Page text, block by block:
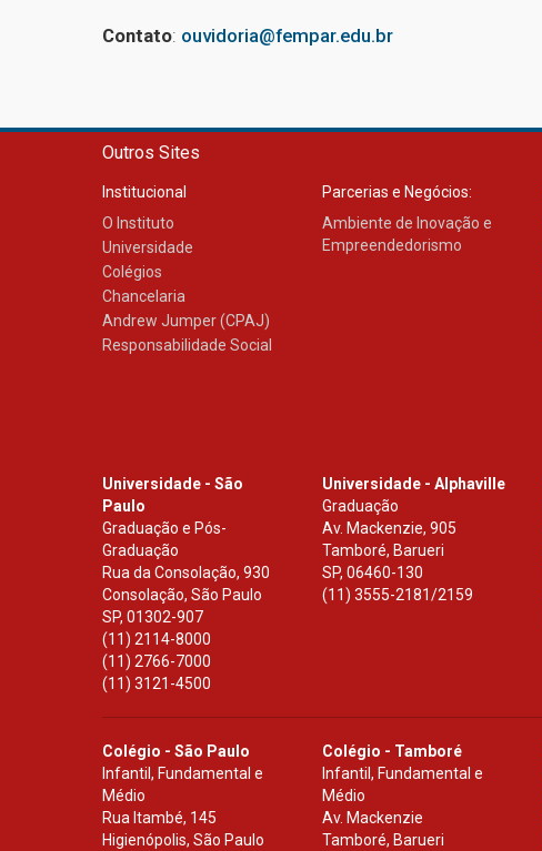
Contato: ouvidoria@fempar.edu.br
Outros Sites
Institucional
O Instituto
Universidade
Colégios
Chancelaria
Andrew Jumper (CPAJ)
Responsabilidade Social
Parcerias e Negócios:
Ambiente de Inovação e
Empreendedorismo
Universidade - São
Paulo
Graduação e Pós-
Graduação
Rua da Consolação, 930
Consolação, São Paulo
SP, 01302-907
(11) 2114-8000
(11) 2766-7000
(11) 3121-4500
Universidade - Alphaville
Graduação
Av. Mackenzie, 905
Tamboré, Barueri
SP,06460-130
(11) 3555-2181/2159
Colégio - São Paulo
Infantil, Fundamental e
Médio
Rua Itambé, 145
Higienópolis, São Paulo
Colégio - Tamboré
Infantil, Fundamental e
Médio
Av. Mackenzie
Tamboré, Barueri